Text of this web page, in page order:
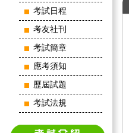
考試日程
考友社刊
考試簡章
應考須知
歷屆試題
考試法規